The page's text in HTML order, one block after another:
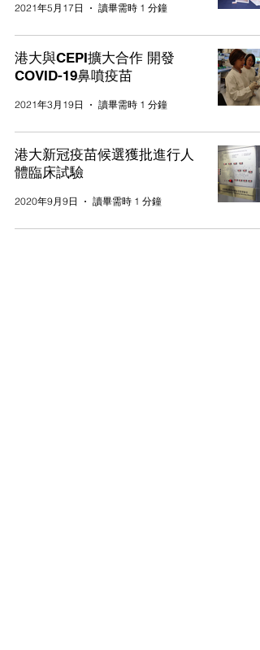
2021年5月17日 讀畢需時 1 分鐘
港大與CEPI擴大合作 開發
COVID-19鼻噴疫苗
2021年3月19日 讀畢需時 1 分鐘
港大新冠疫苗候選獲批進行人
體臨床試驗
2020年9月9日 讀畢需時 1 分鐘